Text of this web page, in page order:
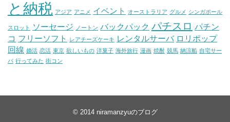
と納税 アジア アニメ イベント オーストラリア グルメ シンガポール
スロット ソーセージ ノートン バックパック パチスロ パチン
コ フリーソフト レアチーズケーキ レンタルサーバ ロリポップ
回線 婚活 恋活 東京 欲しいもの 洋菓子 海外旅行 漫画 焼酎 競馬 納涼船 自宅サー
バ 行ってみた 街コン
© 2014 niramanzyuのブログ